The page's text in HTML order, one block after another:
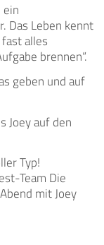
Das Leben kennt
alles
brennen“.
geben und auf
Joey auf den
Typ!
Team Die
mit Joey